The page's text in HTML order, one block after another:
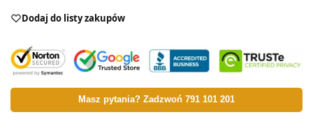
Dodaj do listy zakupów
Masz pytania? Zadzwoń 791 101 201